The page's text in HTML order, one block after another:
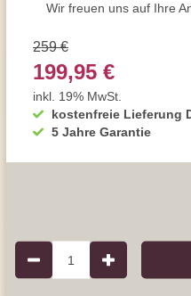
Wir freuen uns auf Ihre
kostenfreie Lieferung
5 Jahre Garantie
259 €
199,95 €
inkl. 19% MwSt.
1